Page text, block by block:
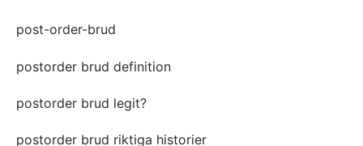
post-order-brud
postorder brud definition
postorder brud legit?
postorder brud riktiga historier